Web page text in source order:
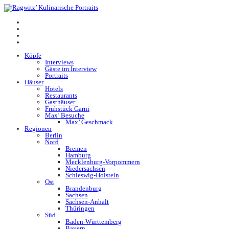
Köpfe
Interviews
Gäste im Interview
Portraits
Häuser
Hotels
Restaurants
Gasthäuser
Frühstück Garni
Max’ Besuche
Max’ Geschmack
Regionen
Berlin
Nord
Bremen
Hamburg
Mecklenburg-Vorpommern
Niedersachsen
Schleswig-Holstein
Ost
Brandenburg
Sachsen
Sachsen-Anhalt
Thüringen
Süd
Baden-Württemberg